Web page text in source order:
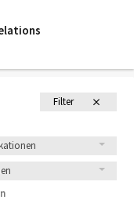
Filter